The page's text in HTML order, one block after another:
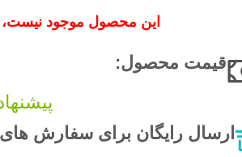
این محصول موجود نیست،
قیمت محصول:​
ارسال رایگان برای سفارش های بالای 200